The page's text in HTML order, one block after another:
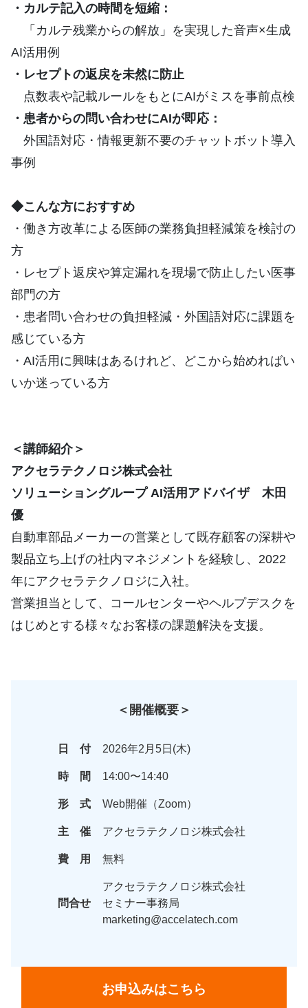
・カルテ記入の時間を短縮：
「カルテ残業からの解放」を実現した音声×生成
AI活用例
・レセプトの返戻を未然に防止
点数表や記載ルールをもとにAIがミスを事前点検
・患者からの問い合わせにAIが即応：
外国語対応・情報更新不要のチャットボット導入
事例
◆こんな方におすすめ
・働き方改革による医師の業務負担軽減策を検討の
方
・レセプト返戻や算定漏れを現場で防止したい医事
部門の方
・患者問い合わせの負担軽減・外国語対応に課題を
感じている方
・AI活用に興味はあるけれど、どこから始めればい
いか迷っている方
＜講師紹介＞
アクセラテクノロジ株式会社
ソリューショングループ AI活用アドバイザ 木田
優
自動車部品メーカーの営業として既存顧客の深耕や
製品立ち上げの社内マネジメントを経験し、2022
年にアクセラテクノロジに入社。
営業担当として、コールセンターやヘルプデスクを
はじめとする様々なお客様の課題解決を支援。
＜開催概要＞
日 付 2026年2月5日(木)
時 間 14:00〜14:40
形 式 Web開催（Zoom）
主 催 アクセラテクノロジ株式会社
費 用 無料
問合せ
アクセラテクノロジ株式会社
セミナー事務局
marketing@accelatech.com
お申込みはこちら